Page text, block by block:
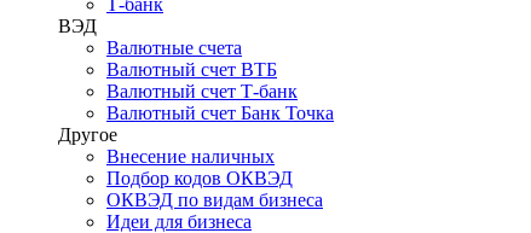
Т-банк
ВЭД
Валютные счета
Валютный счет ВТБ
Валютный счет Т-банк
Валютный счет Банк Точка
Другое
Внесение наличных
Подбор кодов ОКВЭД
ОКВЭД по видам бизнеса
Идеи для бизнеса